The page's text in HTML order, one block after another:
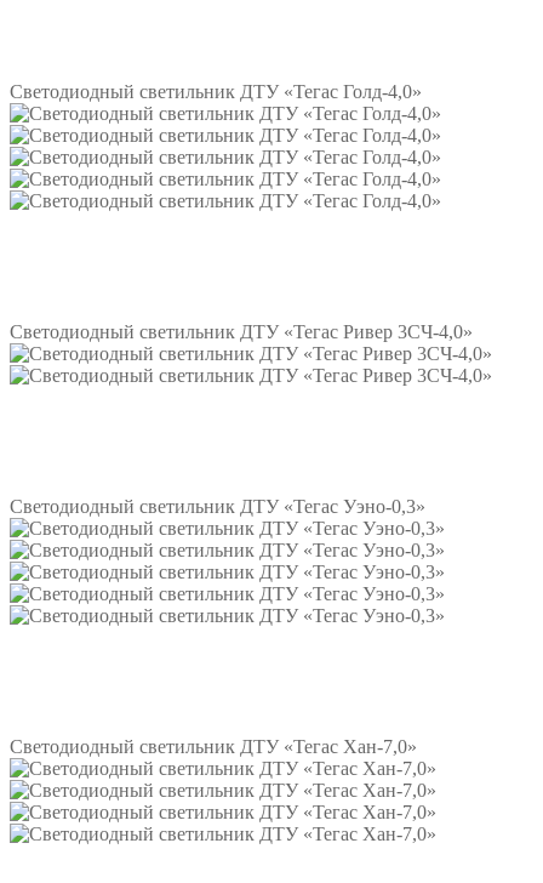
Светодиодный светильник ДТУ «Тегас Голд-4,0»
Светодиодный светильник ДТУ «Тегас Ривер 3СЧ-4,0»
Светодиодный светильник ДТУ «Тегас Уэно-0,3»
Светодиодный светильник ДТУ «Тегас Хан-7,0»